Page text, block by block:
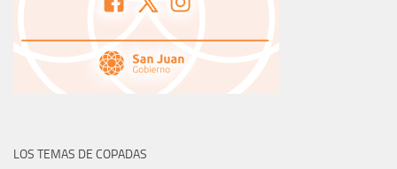
LOS TEMAS DE COPADAS